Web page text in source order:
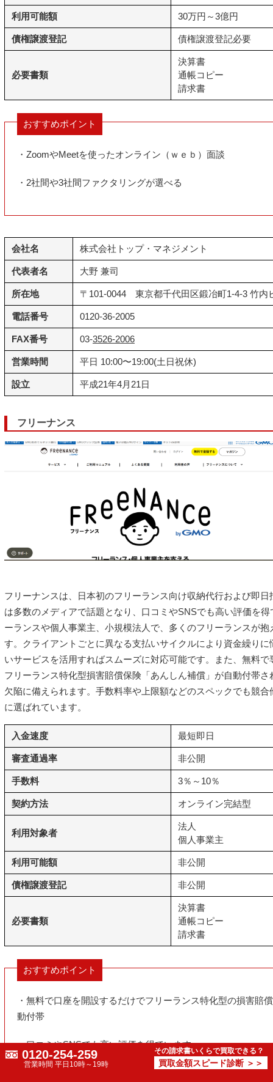
利用可能額 30万円～3億円
債権譲渡登記 債権譲渡登記必要
必要書類
決算書
通帳コピー
請求書
おすすめポイント
・ZoomやMeetを使ったオンライン（ｗｅｂ）面談
・2社間や3社間ファクタリングが選べる
会社名 株式会社トップ・マネジメント
代表者名 大野 兼司
所在地 〒101-0044 東京都千代田区鍛冶町1-4-3 竹内
電話番号 0120-36-2005
FAX番号 03-3526-2006
営業時間 平日 10:00〜19:00(土日祝休)
設立 平成21年4月21日
フリーナンス
フリーナンスは、日本初のフリーランス向け収納代行および即
は多数のメディアで話題となり、口コミやSNSでも高い評価を
ーランスや個人事業主、小規模法人で、多くのフリーランスが
す。クライアントごとに異なる支払いサイクルにより資金繰り
いサービスを活用すればスムーズに対応可能です。また、無料
フリーランス特化型損害賠償保険「あんしん補償」が自動付帯
欠陥に備えられます。手数料率や上限額などのスペックでも競
に選ばれています。
入金速度 最短即日
審査通過率 非公開
手数料 3％～10％
契約方法 オンライン完結型
利用対象者
法人
個人事業主
利用可能額 非公開
債権譲渡登記 非公開
必要書類
決算書
通帳コピー
請求書
おすすめポイント
・無料で口座を開設するだけでフリーランス特化型の損害賠
動付帯
・口コミやSNSでも高い評価を得ています
0120-254-259
営業時間 平日10時～19時
その請求書いくらで買取できる？
買取金額スピード診断 ＞＞